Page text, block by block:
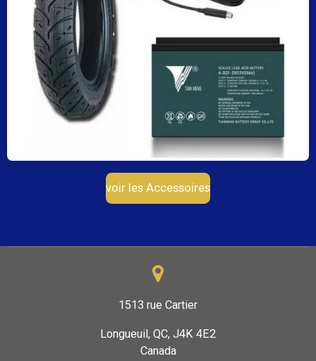
voir les Accessoires
1513 rue Cartier
Longueuil, QC, J4K 4E2
Canada